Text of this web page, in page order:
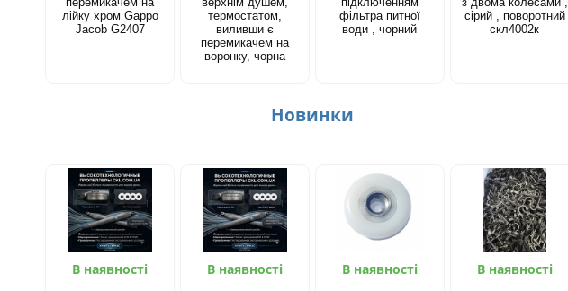
лійку хром Gappo
Jacob G2407
термостатом,
виливши є
перемикачем на
воронку, чорна
фільтра питної
води , чорний
сірий , поворотний
скл4002к
Новинки
В наявності В наявності В наявності В наявності